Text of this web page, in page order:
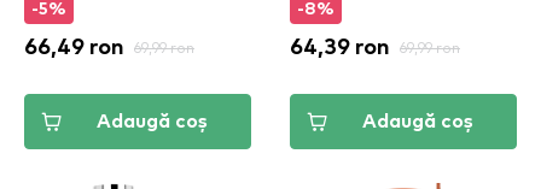
-5%
66,49 ron 69,99 ron
Adaugă coș
-8%
64,39 ron 69,99 ron
Adaugă coș